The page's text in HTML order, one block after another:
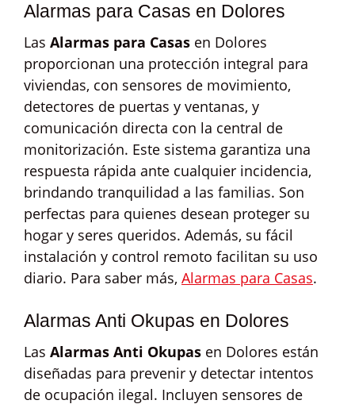
Alarmas para Casas en Dolores
Las Alarmas para Casas en Dolores
proporcionan una protección integral para
viviendas, con sensores de movimiento,
detectores de puertas y ventanas, y
comunicación directa con la central de
monitorización. Este sistema garantiza una
respuesta rápida ante cualquier incidencia,
brindando tranquilidad a las familias. Son
perfectas para quienes desean proteger su
hogar y seres queridos. Además, su fácil
instalación y control remoto facilitan su uso
diario. Para saber más, Alarmas para Casas.
Alarmas Anti Okupas en Dolores
Las Alarmas Anti Okupas en Dolores están
diseñadas para prevenir y detectar intentos
de ocupación ilegal. Incluyen sensores de